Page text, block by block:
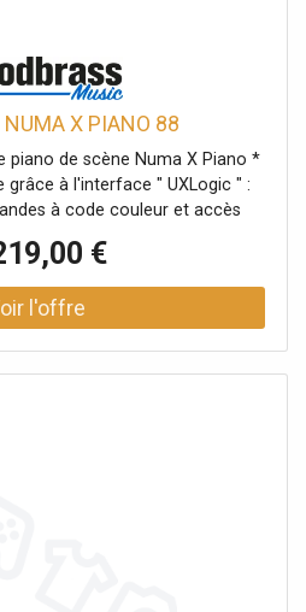
X PIANO 88
piano de scène Numa X Piano *
grâce à l'interface " UXLogic " :
à code couleur et accès
mécanique à marteaux, triple
toucher précis, expressif et
* Moteur sonore hybride
€